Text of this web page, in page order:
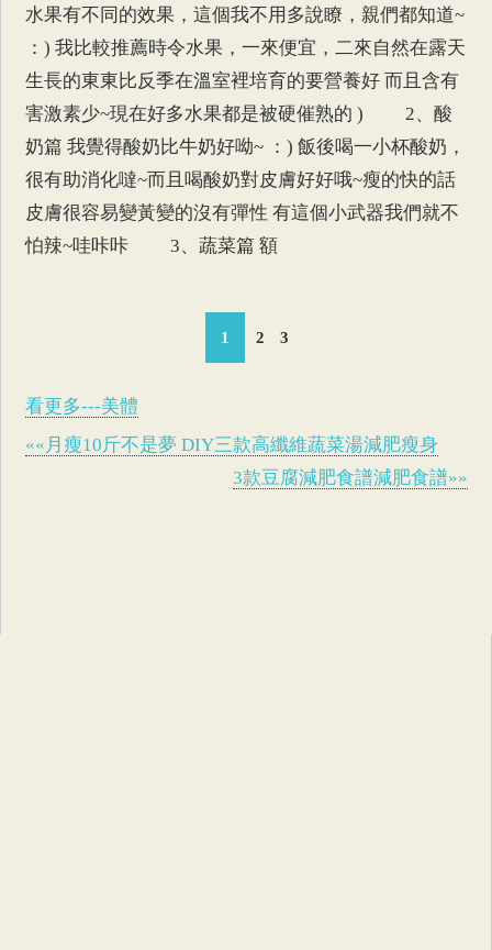
水果有不同的效果，這個我不用多說瞭，親們都知道~
：) 我比較推薦時令水果，一來便宜，二來自然在露天
生長的東東比反季在溫室裡培育的要營養好 而且含有
害激素少~現在好多水果都是被硬催熟的 ) 2、酸
奶篇 我覺得酸奶比牛奶好呦~ ：) 飯後喝一小杯酸奶，
很有助消化噠~而且喝酸奶對皮膚好好哦~瘦的快的話
皮膚很容易變黃變的沒有彈性 有這個小武器我們就不
怕辣~哇咔咔 3、蔬菜篇 額
1 2 3
看更多---美體
««月瘦10斤不是夢 DIY三款高纖維蔬菜湯減肥瘦身
3款豆腐減肥食譜減肥食譜»»